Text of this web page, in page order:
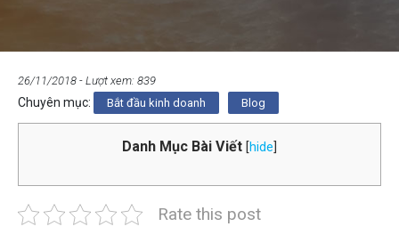
26/11/2018 - Lượt xem: 839
Chuyên mục: Bắt đầu kinh doanh Blog
Danh Mục Bài Viết [hide
Rate this post